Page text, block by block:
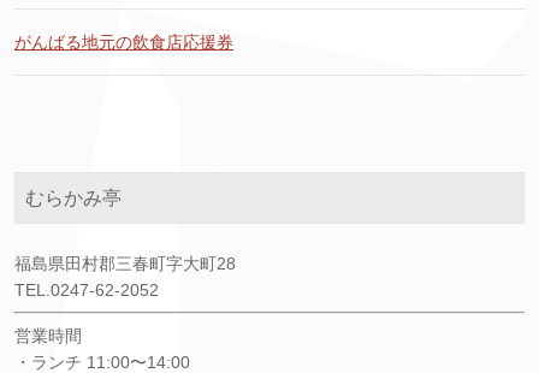
がんばる地元の飲食店応援券
むらかみ亭
福島県田村郡三春町字大町28
TEL.0247-62-2052
営業時間
・ランチ 11:00〜14:00